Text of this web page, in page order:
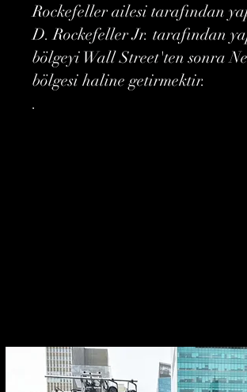
Rockefeller ailesi tarafından
D. Rockefeller Jr. tarafından
bölgeyi Wall Street'ten sonra
bölgesi haline getirmektir.
.